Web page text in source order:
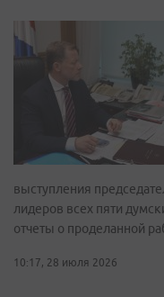
выступления
лидеров всех пяти
отчеты о проделанной
10:17, 28 июля 2026